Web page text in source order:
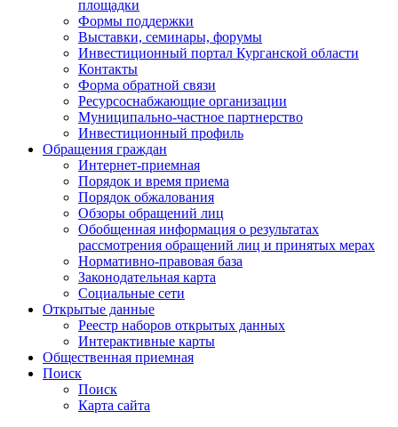
площадки
Формы поддержки
Выставки, семинары, форумы
Инвестиционный портал Курганской области
Контакты
Форма обратной связи
Ресурсоснабжающие организации
Муниципально-частное партнерство
Инвестиционный профиль
Обращения граждан
Интернет-приемная
Порядок и время приема
Порядок обжалования
Обзоры обращений лиц
Обобщенная информация о результатах
рассмотрения обращений лиц и принятых мерах
Нормативно-правовая база
Законодательная карта
Социальные сети
Открытые данные
Реестр наборов открытых данных
Интерактивные карты
Общественная приемная
Поиск
Поиск
Карта сайта